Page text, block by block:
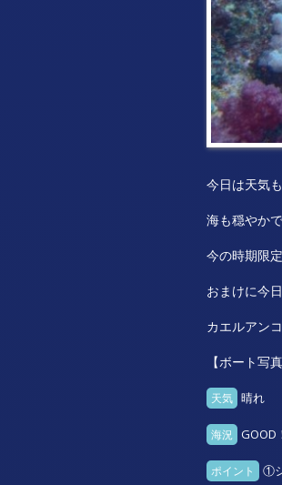
今日は天気
海も穏やか
今の時期限
おまけに今
カエルアン
【ボート写
天気 晴れ
海況 GOOD
ポイント ①